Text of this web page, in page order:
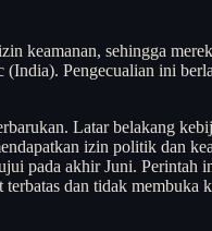
keamanan, sehingga
Pengecualian ini
Latar belakang
izin politik dan
pada akhir Juni. Perintah
dan tidak membuka